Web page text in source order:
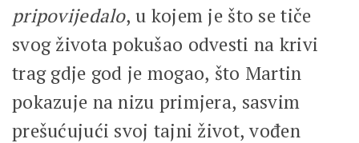
pripovijedalo, u kojem je što se tiče
svog života pokušao odvesti na krivi
trag gdje god je mogao, što Martin
pokazuje na nizu primjera, sasvim
prešućujući svoj tajni život, vođen